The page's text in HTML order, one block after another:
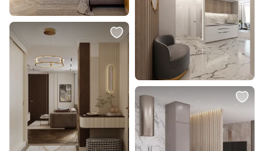
В корзину В корзину
1 690 ₽
Встраиваемый светильник
Citilux Альфа 7W CLD001KNW1